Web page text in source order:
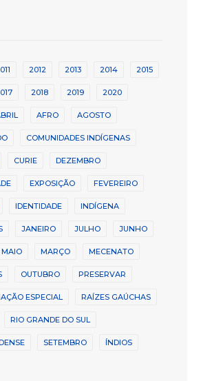
2012 2013 2014 2015
2018 2019 2020
AFRO AGOSTO
COMUNIDADES INDÍGENAS
CURIE DEZEMBRO
EXPOSIÇÃO FEVEREIRO
IDENTIDADE INDÍGENA
JANEIRO JULHO JUNHO
MAIO MARÇO MECENATO
OUTUBRO PRESERVAR
ESPECIAL RAÍZES GAÚCHAS
RIO GRANDE DO SUL
SETEMBRO ÍNDIOS